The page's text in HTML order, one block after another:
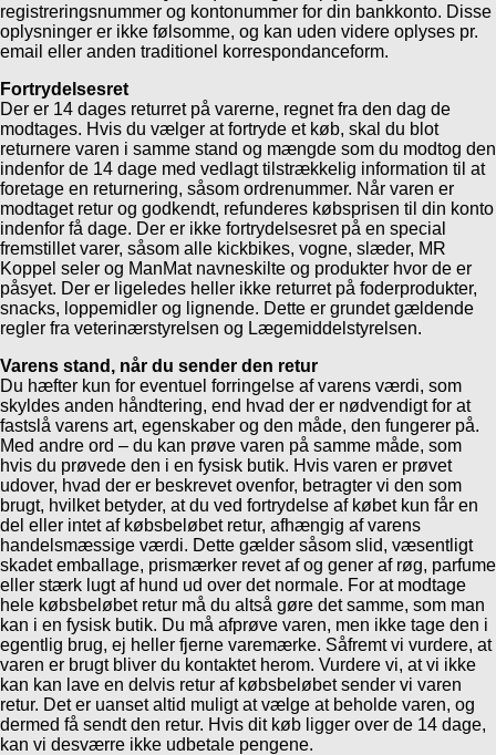
registreringsnummer og kontonummer for din bankkonto. Disse
oplysninger er ikke følsomme, og kan uden videre oplyses pr.
email eller anden traditionel korrespondanceform.
Fortrydelsesret
Der er 14 dages returret på varerne, regnet fra den dag de
modtages. Hvis du vælger at fortryde et køb, skal du blot
returnere varen i samme stand og mængde som du modtog den
indenfor de 14 dage med vedlagt tilstrækkelig information til at
foretage en returnering, såsom ordrenummer. Når varen er
modtaget retur og godkendt, refunderes købsprisen til din konto
indenfor få dage. Der er ikke fortrydelsesret på en special
fremstillet varer, såsom alle kickbikes, vogne, slæder, MR
Koppel seler og ManMat navneskilte og produkter hvor de er
påsyet. Der er ligeledes heller ikke returret på foderprodukter,
snacks, loppemidler og lignende. Dette er grundet gældende
regler fra veterinærstyrelsen og Lægemiddelstyrelsen.
Varens stand, når du sender den retur
Du hæfter kun for eventuel forringelse af varens værdi, som
skyldes anden håndtering, end hvad der er nødvendigt for at
fastslå varens art, egenskaber og den måde, den fungerer på.
Med andre ord – du kan prøve varen på samme måde, som
hvis du prøvede den i en fysisk butik. Hvis varen er prøvet
udover, hvad der er beskrevet ovenfor, betragter vi den som
brugt, hvilket betyder, at du ved fortrydelse af købet kun får en
del eller intet af købsbeløbet retur, afhængig af varens
handelsmæssige værdi. Dette gælder såsom slid, væsentligt
skadet emballage, prismærker revet af og gener af røg, parfume
eller stærk lugt af hund ud over det normale. For at modtage
hele købsbeløbet retur må du altså gøre det samme, som man
kan i en fysisk butik. Du må afprøve varen, men ikke tage den i
egentlig brug, ej heller fjerne varemærke. Såfremt vi vurdere, at
varen er brugt bliver du kontaktet herom. Vurdere vi, at vi ikke
kan kan lave en delvis retur af købsbeløbet sender vi varen
retur. Det er uanset altid muligt at vælge at beholde varen, og
dermed få sendt den retur. Hvis dit køb ligger over de 14 dage,
kan vi desværre ikke udbetale pengene.